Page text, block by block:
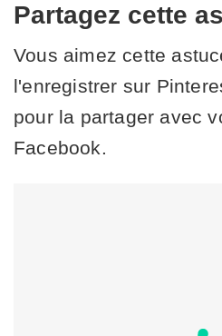
Partagez cette
Vous aimez cette
l'enregistrer sur
pour la partager avec
Facebook.